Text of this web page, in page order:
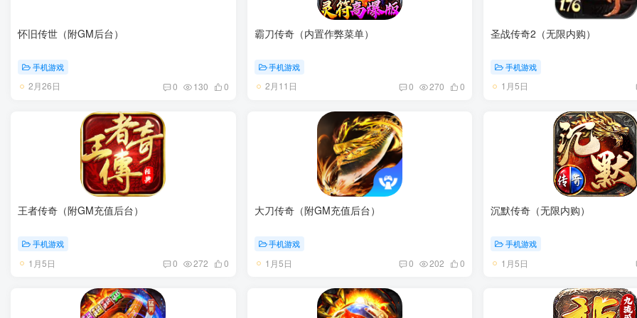
怀旧传世（附GM后台）
手机游戏
2月26日 0 130 0
霸刀传奇（内置作弊菜单）
手机游戏
2月11日 0 270 0
圣战传奇2（无限内购）
手机游戏
1月5日
王者传奇（附GM充值后台）
手机游戏
1月5日 0 272 0
大刀传奇（附GM充值后台）
手机游戏
1月5日 0 202 0
沉默传奇（无限内购）
手机游戏
1月5日